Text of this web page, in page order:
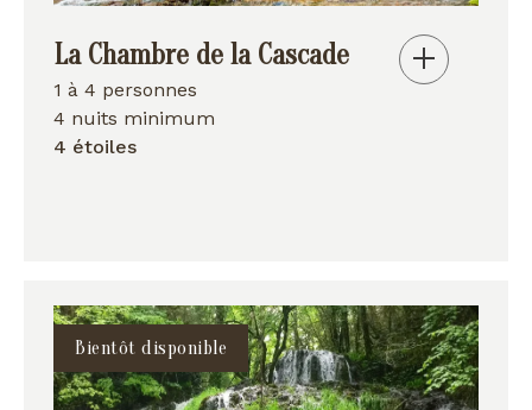
La Chambre de la Cascade
1 à 4 personnes
4 nuits minimum
4 étoiles
Bientôt disponible